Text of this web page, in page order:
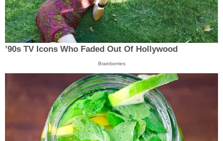
’90s TV Icons Who Faded Out Of Hollywood
Brainberries